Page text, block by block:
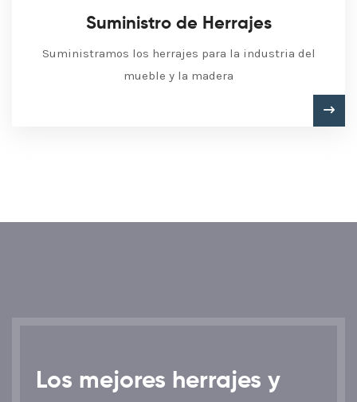
Suministro de Herrajes
Suministramos los herrajes para la industria del
mueble y la madera
Los mejores herrajes y